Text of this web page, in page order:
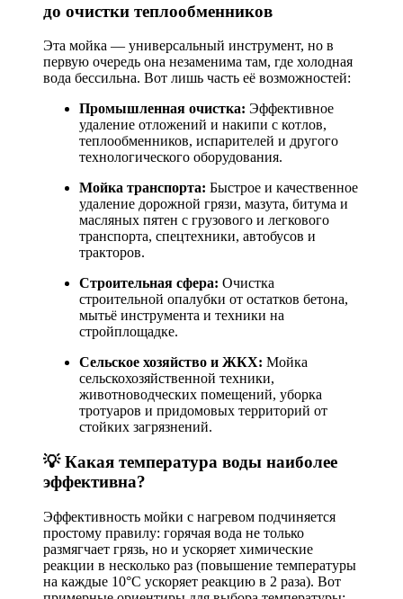
до очистки теплообменников
Эта мойка — универсальный инструмент, но в
первую очередь она незаменима там, где холодная
вода бессильна. Вот лишь часть её возможностей:
Промышленная очистка: Эффективное
удаление отложений и накипи с котлов,
теплообменников, испарителей и другого
технологического оборудования.
Мойка транспорта: Быстрое и качественное
удаление дорожной грязи, мазута, битума и
масляных пятен с грузового и легкового
транспорта, спецтехники, автобусов и
тракторов.
Строительная сфера: Очистка
строительной опалубки от остатков бетона,
мытьё инструмента и техники на
стройплощадке.
Сельское хозяйство и ЖКХ: Мойка
сельскохозяйственной техники,
животноводческих помещений, уборка
тротуаров и придомовых территорий от
стойких загрязнений.
💡 Какая температура воды наиболее
эффективна?
Эффективность мойки с нагревом подчиняется
простому правилу: горячая вода не только
размягчает грязь, но и ускоряет химические
реакции в несколько раз (повышение температуры
на каждые 10°C ускоряет реакцию в 2 раза). Вот